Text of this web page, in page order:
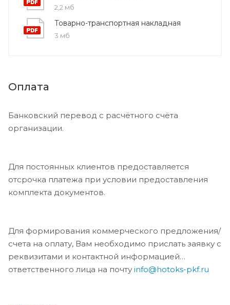
2,2 мб
Товарно-транспортная накладная
3 мб
Оплата
Банковский перевод с расчётного счёта
организации.
Для постоянных клиентов предоставляется
отсрочка платежа при условии предоставления
комплекта документов.
Для формирования коммерческого предложения/
счета на оплату, Вам необходимо прислать заявку с
реквизитами и контактной информацией
ответственного лица на почту info@hotoks-pkf.ru